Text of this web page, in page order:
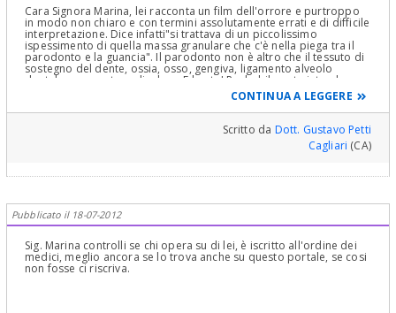
Cara Signora Marina, lei racconta un film dell'orrore e purtroppo
in modo non chiaro e con termini assolutamente errati e di difficile
interpretazione. Dice infatti"si trattava di un piccolissimo
ispessimento di quella massa granulare che c'è nella piega tra il
parodonto e la guancia". Il parodonto non è altro che il tessuto di
sostegno del dente, ossia, osso, gengiva, ligamento alveolo
dentale e cemento radicolare. E basta! Probabilmente intendeva
riferirsi al "fornice che è la parte di gengiva costituita da mucosa
alveolare elastiche e violacea che si riflette dalla gengiva aderente
rosa che sta intorno ai denti, sulla guancia a formare appunto il
fornice. Ora pieghe tra la gengiva aderente e la guancia non
esistono. Possono esistere dei frenuli e delle inserzioni muscolari
o tendinee, ma in ogni caso il termine granulare da lei usato non
per non dire incomprensibile, risponder diventa proprio un
azzardo che potrebbe portare ad incomprensioni! Le consiglio di
sintetizzare il problema più importante, allegare macrofotografie
e Rx endorali e postare tutto sotto forma di poster con più foto
per vedere se è possibile capire di più e risponderle!Non le dico
di andare dal suo Dentista perchè evidentemente non si fida e in
ogni caso sembra che abbia l'abitudine se è vero quanto scrive di
CONTINUA A LEGGERE
Scritto da Dott. Gustavo Petti
Cagliari (CA)
Pubblicato il 18-07-2012
Sig. Marina controlli se chi opera su di lei, è iscritto all'ordine dei
medici, meglio ancora se lo trova anche su questo portale, se cosi
non fosse ci riscriva.